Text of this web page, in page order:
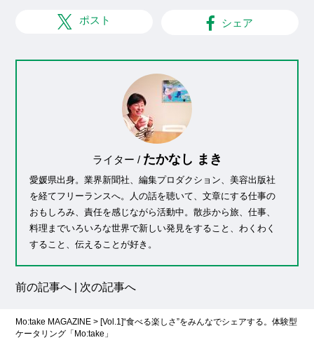
ポスト シェア
ライター / たかなし まき
愛媛県出身。業界新聞社、編集プロダクション、美容出版社
を経てフリーランスへ。人の話を聴いて、文章にする仕事の
おもしろみ、責任を感じながら活動中。散歩から旅、仕事、
料理までいろいろな世界で新しい発見をすること、わくわく
すること、伝えることが好き。
前の記事へ 次の記事へ
Mo:take MAGAZINE >[Vol.1]“食べる楽しさ”をみんなでシェアする。体験型
ケータリング「Mo:take」